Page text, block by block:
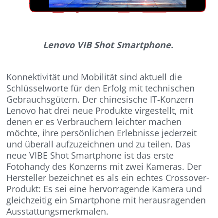
Lenovo VIB Shot Smartphone.
Konnektivität und Mobilität sind aktuell die
Schlüsselworte für den Erfolg mit technischen
Gebrauchsgütern. Der chinesische IT-Konzern
Lenovo hat drei neue Produkte virgestellt, mit
denen er es Verbrauchern leichter machen
möchte, ihre persönlichen Erlebnisse jederzeit
und überall aufzuzeichnen und zu teilen. Das
neue VIBE Shot Smartphone ist das erste
Fotohandy des Konzerns mit zwei Kameras. Der
Hersteller bezeichnet es als ein echtes Crossover-
Produkt: Es sei eine hervorragende Kamera und
gleichzeitig ein Smartphone mit herausragenden
Ausstattungsmerkmalen.